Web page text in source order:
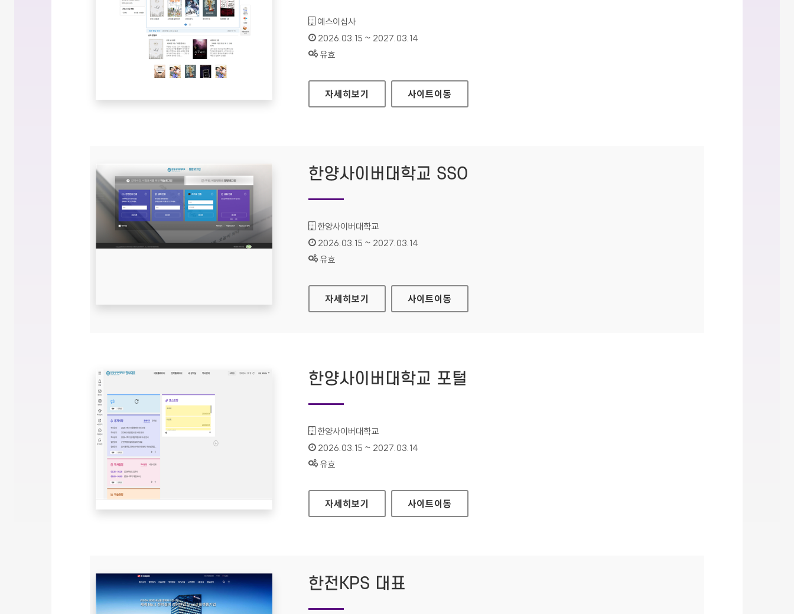
기관명 :
예스이십사
인증기간 :
2026.03.15 ~ 2027.03.14
상태 :
유효
예스이십사 전자도서관
자세히보기 사이트이동
한양사이버대학교 SSO
기관명 :
한양사이버대학교
인증기간 :
2026.03.15 ~ 2027.03.14
상태 :
유효
한양사이버대학교 SSO
자세히보기 사이트이동
한양사이버대학교 포털
기관명 :
한양사이버대학교
인증기간 :
2026.03.15 ~ 2027.03.14
상태 :
유효
한양사이버대학교 포털
자세히보기 사이트이동
한전KPS 대표